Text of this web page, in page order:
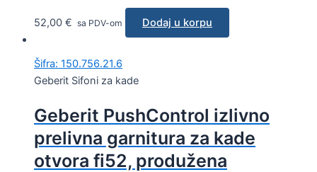
52,00 € sa PDV-om Dodaj u korpu
Šifra: 150.756.21.6
Geberit Sifoni za kade
Geberit PushControl izlivno
prelivna garnitura za kade
otvora fi52, produžena